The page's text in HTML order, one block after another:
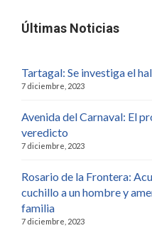
Últimas Noticias
Tartagal: Se investiga el
7 diciembre, 2023
Avenida del Carnaval: El
veredicto
7 diciembre, 2023
Rosario de la Frontera:
cuchillo a un hombre y
familia
7 diciembre, 2023